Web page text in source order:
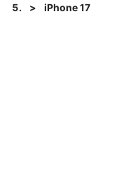
iPhone 17
This carousel shows one